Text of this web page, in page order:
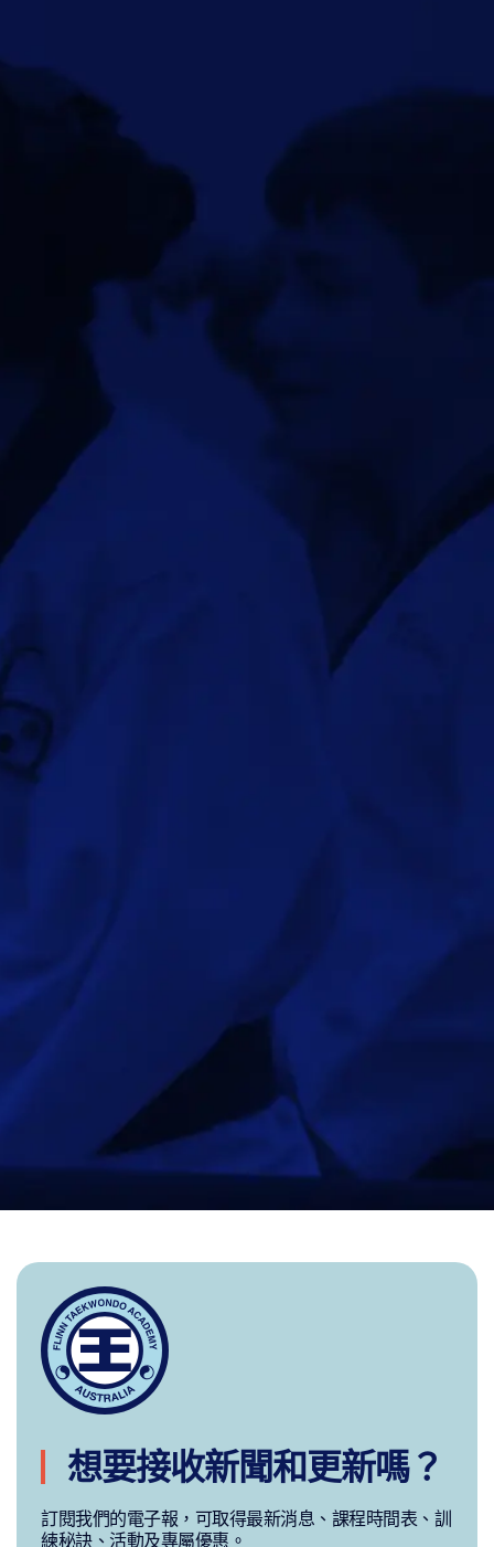
想要接收新聞和更新嗎？
訂閱我們的電子報，可取得最新消息、課程時間表、訓
練秘訣、活動及專屬優惠。